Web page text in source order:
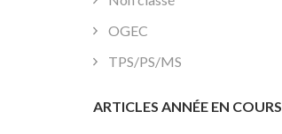
OGEC
TPS/PS/MS
ARTICLES ANNÉE EN COURS